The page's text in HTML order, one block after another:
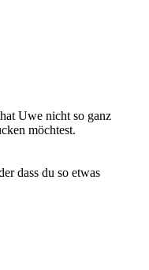
Uwe nicht so ganz
möchtest.
dass du so etwas